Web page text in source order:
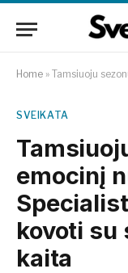
Home » Tamsiuoju sezonu jaučiate
SVEIKATA
emocinį
kovoti su
kaita